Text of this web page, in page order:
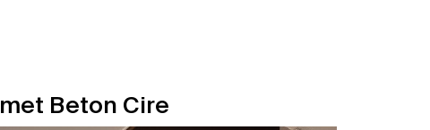
Beton Cire